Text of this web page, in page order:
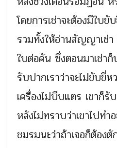
โดยการเช่าจะต้องมีใบขั
รวมทั้งให้อ่านสัญญาเช่
ใบต่อคัน ซึ่งตอนมาเช่า
รับปากเราว่าจะไม่ขับขี่ห
เครื่องไม่บีบแตร เขาก็รั
หลังไม่ทราบว่าเขาไปทำ
ชมรมนะว่าถ้าเจอก็ต้องตั